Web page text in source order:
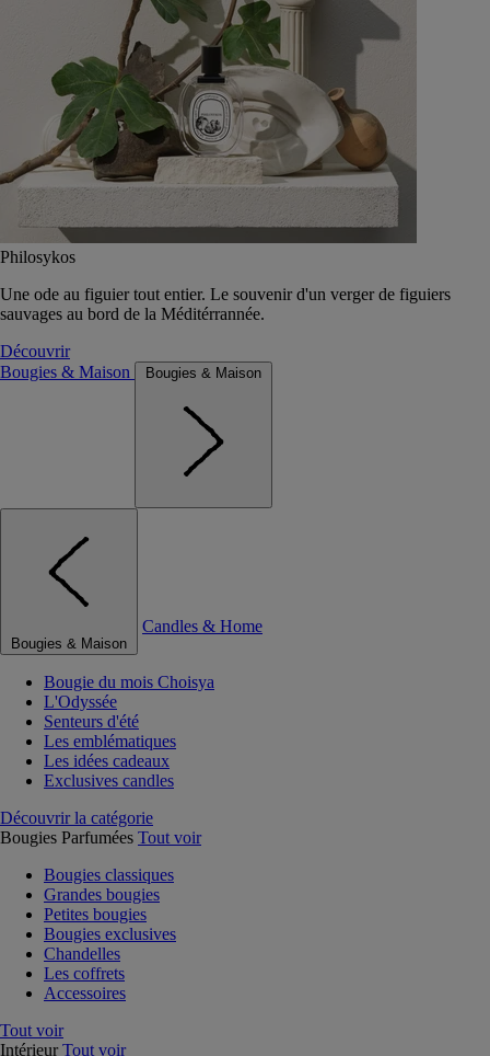
Philosykos
Une ode au figuier tout entier. Le souvenir d'un verger de figuiers
sauvages au bord de la Méditérrannée.
Découvrir
Bougies & Maison
Bougies & Maison
Bougies & Maison
Candles & Home
Bougie du mois Choisya
L'Odyssée
Senteurs d'été
Les emblématiques
Les idées cadeaux
Exclusives candles
Découvrir la catégorie
Bougies Parfumées Tout voir
Bougies classiques
Grandes bougies
Petites bougies
Bougies exclusives
Chandelles
Les coffrets
Accessoires
Tout voir
Intérieur Tout voir